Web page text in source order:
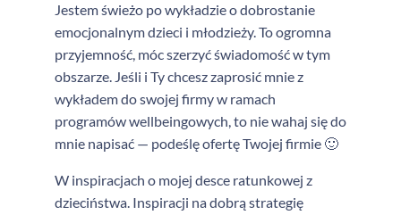
Jestem świeżo po wykładzie o dobrostanie
emocjonalnym dzieci i młodzieży. To ogromna
przyjemność, móc szerzyć świadomość w tym
obszarze. Jeśli i Ty chcesz zaprosić mnie z
wykładem do swojej firmy w ramach
programów wellbeingowych, to nie wahaj się do
mnie napisać — podeślę ofertę Twojej firmie 🙂
W inspiracjach o mojej desce ratunkowej z
dzieciństwa. Inspiracji na dobrą strategię